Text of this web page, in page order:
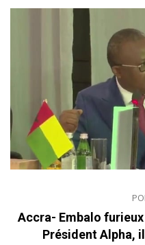
Accra- Embalo
Président Alpha,